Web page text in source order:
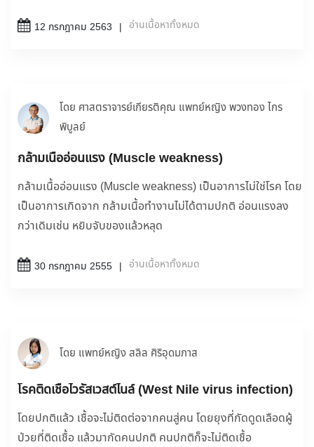
12 กรกฎาคม 2563 อ่านเนื้อหาทั้งหมด
โดย ศาสตราจารย์เกียรติคุณ แพทย์หญิง พวงทอง ไกร
พิบูลย์
กล้ามเนื้ออ่อนแรง (Muscle weakness)
กล้ามเนื้ออ่อนแรง (Muscle weakness) เป็นอาการไม่ใช่โรค โดย
เป็นอาการเกิดจาก กล้ามเนื้อทำงานไม่ได้ตามปกติ อ่อนแรงลง
กว่าเดิมเช่น หยิบจับของแล้วหลุด
30 กรกฎาคม 2555 อ่านเนื้อหาทั้งหมด
โดย แพทย์หญิง สลิล ศิริอุดมภาส
โรคติดเชื้อไวรัสเวสต์ไนล์ (West Nile virus infection)
โดยปกติแล้ว เชื้อจะไม่ติดต่อจากคนสู่คน โดยยุงที่กัดดูดเลือดผู้
ป่วยที่ติดเชื้อ แล้วมากัดคนปกติ คนปกติก็จะไม่ติดเชื้อ